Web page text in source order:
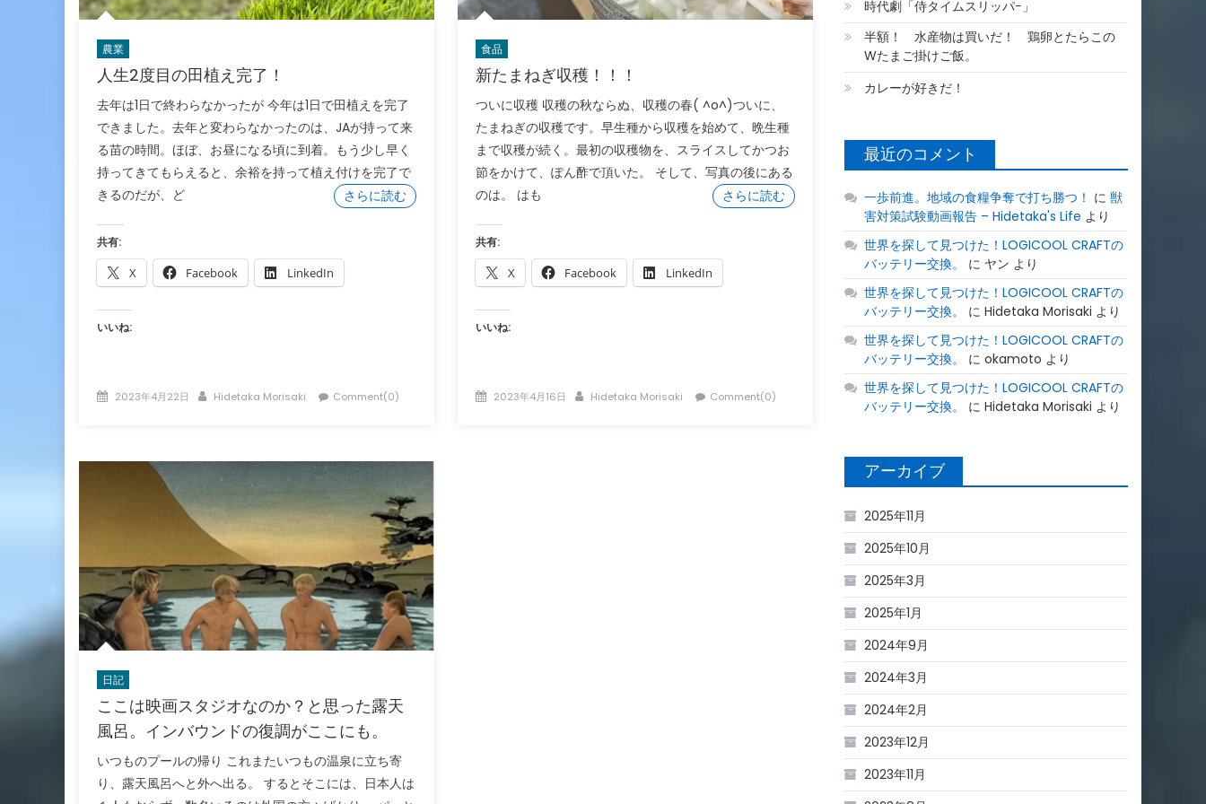
農業
人生2度目の田植え完了！
去年は1日で終わらなかったが 今年は1日で田植えを完了
できました。去年と変わらなかったのは、JAが持って来
る苗の時間。ほぼ、お昼になる頃に到着。もう少し早く
持ってきてもらえると、余裕を持って植え付けを完了で
きるのだが、ど
さらに読む
共有:
X Facebook LinkedIn
いいね:
Posted
2023年4月22日 Author
Hidetaka Morisaki Comment(0)
食品
新たまねぎ収穫！！！
ついに収穫 収穫の秋ならぬ、収穫の春( ^o^)ついに、
たまねぎの収穫です。早生種から収穫を始めて、晩生種
まで収穫が続く。最初の収穫物を、スライスしてかつお
節をかけて、ぽん酢で頂いた。 そして、写真の後にある
のは。 はも
さらに読む
共有:
X Facebook LinkedIn
いいね:
Posted
2023年4月16日 Author
Hidetaka Morisaki Comment(0)
日記
ここは映画スタジオなのか？と思った露天
風呂。インバウンドの復調がここにも。
いつものプールの帰り これまたいつもの温泉に立ち寄
り、露天風呂へと外へ出る。 するとそこには、日本人は
時代劇「侍タイムスリッパ−」
半額！ 水産物は買いだ！ 鶏卵とたらこの
Wたまご掛けご飯。
カレーが好きだ！
最近のコメント
一歩前進。地域の食糧争奪で打ち勝つ！ に獣
害対策試験動画報告 – Hidetaka's Life より
世界を探して見つけた！LOGICOOL CRAFTの
バッテリー交換。
に ヤン より
世界を探して見つけた！LOGICOOL CRAFTの
バッテリー交換。
にHidetaka Morisaki より
世界を探して見つけた！LOGICOOL CRAFTの
バッテリー交換。
にokamoto より
世界を探して見つけた！LOGICOOL CRAFTの
バッテリー交換。
にHidetaka Morisaki より
アーカイブ
2025年11月
2025年10月
2025年3月
2025年1月
2024年9月
2024年3月
2024年2月
2023年12月
2023年11月